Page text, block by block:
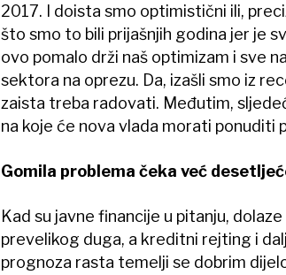
2017. I doista smo optimistični ili,
što smo to bili prijašnjih godina jer je
ovo pomalo drži naš optimizam i sve
sektora na oprezu. Da, izašli smo iz
zaista treba radovati. Međutim,
na koje će nova vlada morati ponuditi
Gomila problema čeka već
Kad su javne financije u pitanju,
prevelikog duga, a kreditni rejting i
prognoza rasta temelji se dobrim